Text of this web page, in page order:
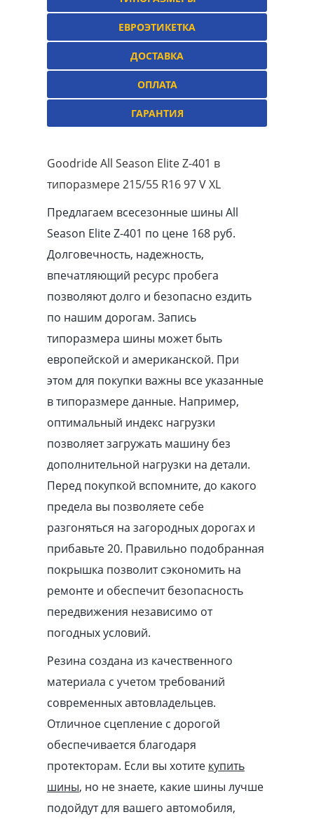
ЕВРОЭТИКЕТКА
ДОСТАВКА
ОПЛАТА
ГАРАНТИЯ
Goodride All Season Elite Z-401 в
типоразмере 215/55 R16 97 V XL
Предлагаем всесезонные шины All
Season Elite Z-401 по цене 168 руб.
Долговечность, надежность,
впечатляющий ресурс пробега
позволяют долго и безопасно ездить
по нашим дорогам. Запись
типоразмера шины может быть
европейской и американской. При
этом для покупки важны все указанные
в типоразмере данные. Например,
оптимальный индекс нагрузки
позволяет загружать машину без
дополнительной нагрузки на детали.
Перед покупкой вспомните, до какого
предела вы позволяете себе
разгоняться на загородных дорогах и
прибавьте 20. Правильно подобранная
покрышка позволит сэкономить на
ремонте и обеспечит безопасность
передвижения независимо от
погодных условий.
Резина создана из качественного
материала с учетом требований
современных автовладельцев.
Отличное сцепление с дорогой
обеспечивается благодаря
протекторам. Если вы хотите купить
шины, но не знаете, какие шины лучше
подойдут для вашего автомобиля,